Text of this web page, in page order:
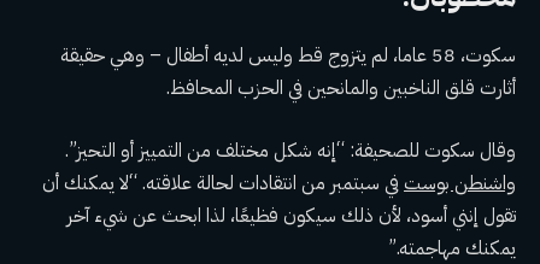
سكوت، 58 عاما، لم يتزوج قط وليس لديه أطفال – وهي حقيقة
أثارت قلق الناخبين والمانحين في الحزب المحافظ.
وقال سكوت للصحيفة: “إنه شكل مختلف من التمييز أو التحيز”.
واشنطن بوستفي سبتمبر من انتقادات لحالة علاقته. “لا يمكنك أن
تقول إنني أسود، لأن ذلك سيكون فظيعًا، لذا ابحث عن شيء آخر
يمكنك مهاجمته.”